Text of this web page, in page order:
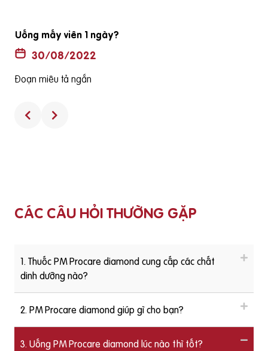
Uống mấy viên 1 ngày?
30/08/2022
Đoạn miêu tả ngắn
CÁC CÂU HỎI THƯỜNG GẶP
1. Thuốc PM Procare diamond cung cấp các chất
dinh dưỡng nào?
2. PM Procare diamond giúp gì cho bạn?
3. Uống PM Procare diamond lúc nào thì tốt?